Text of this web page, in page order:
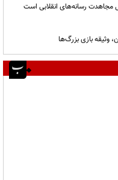
رسانه‌های انقلابی است
وثیقه بازی بزرگ‌ها